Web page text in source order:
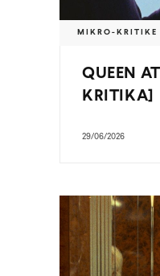
MIKRO-KRITIKE
QUEEN
KRITIKA]
29/06/2026